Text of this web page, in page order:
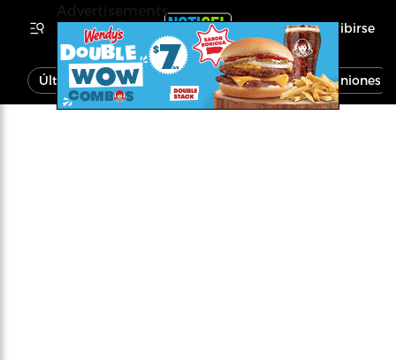
Inscribirse
Última Hora Noticias Economía Opiniones
Advertisements